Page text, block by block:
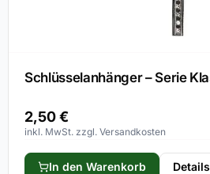
Schlüsselanhänger – Serie
2,50€
inkl. MwSt. zzgl. Versandkosten
In den Warenkorb Details